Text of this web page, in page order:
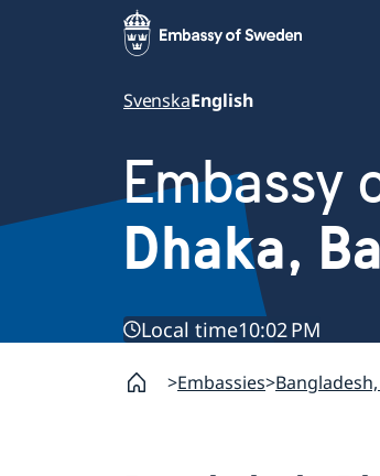
SvenskaEnglish
Embassy
Dhaka,
Local time10:02 PM
Embassies